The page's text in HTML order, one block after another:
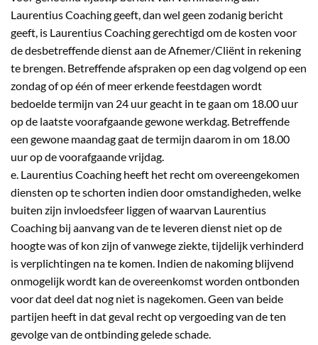
Laurentius Coaching geeft, dan wel geen zodanig bericht
geeft, is Laurentius Coaching gerechtigd om de kosten voor
de desbetreffende dienst aan de Afnemer/Cliënt in rekening
te brengen. Betreffende afspraken op een dag volgend op een
zondag of op één of meer erkende feestdagen wordt
bedoelde termijn van 24 uur geacht in te gaan om 18.00 uur
op de laatste voorafgaande gewone werkdag. Betreffende
een gewone maandag gaat de termijn daarom in om 18.00
uur op de voorafgaande vrijdag.
e. Laurentius Coaching heeft het recht om overeengekomen
diensten op te schorten indien door omstandigheden, welke
buiten zijn invloedsfeer liggen of waarvan Laurentius
Coaching bij aanvang van de te leveren dienst niet op de
hoogte was of kon zijn of vanwege ziekte, tijdelijk verhinderd
is verplichtingen na te komen. Indien de nakoming blijvend
onmogelijk wordt kan de overeenkomst worden ontbonden
voor dat deel dat nog niet is nagekomen. Geen van beide
partijen heeft in dat geval recht op vergoeding van de ten
gevolge van de ontbinding gelede schade.